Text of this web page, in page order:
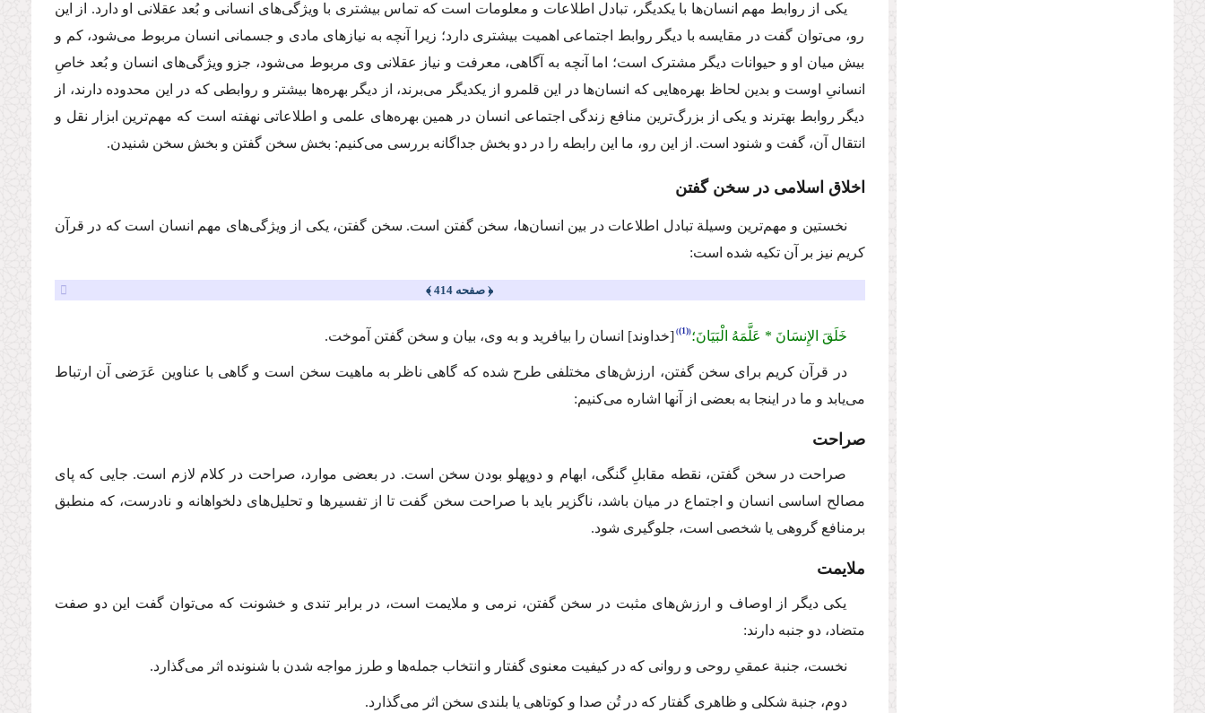
یكی از روابط مهم انسان‌ها با یکدیگر، تبادل اطلاعات و معلومات است كه تماس بیشتری با ویژگی‌های انسانی و بُعد عقلانی او دارد. از این
رو، می‌توان گفت در مقایسه با دیگر روابط اجتماعی اهمیت بیشتری دارد؛ زیرا آنچه به نیازهای مادی و جسمانی انسان مربوط می‌شود، كم و
بیش میان او و حیوانات دیگر مشترک است؛ اما آنچه به آگاهی، معرفت و نیاز عقلانی وی مربوط می‌شود، جزو ویژگی‌های انسان و بُعد خاصِ
انسانیِ اوست و بدین لحاظ بهره‌هایی كه انسان‌ها در این قلمرو از یكدیگر می‌برند، از دیگر بهره‌ها بیشتر و روابطی كه در این محدوده دارند، از
دیگر روابط بهترند و یكی از بزرگ‌ترین منافع زندگی اجتماعی انسان در همین بهره‌های علمی و اطلاعاتی نهفته است كه مهم‌ترین ابزار نقل و
انتقال آن، گفت و شنود است. از این رو، ما این رابطه را در دو بخش جداگانه بررسی می‌كنیم: بخش سخن گفتن و بخش سخن شنیدن.
اخلاق اسلامی در سخن گفتن
نخستین و مهم‌ترین وسیلة تبادل اطلاعات در بین انسان‌ها، سخن گفتن است. سخن گفتن، یكی از ویژگی‌های مهم انسان است كه در قرآن
كریم نیز بر آن تكیه شده است:
﴿ صفحه 414 ﴾
خَلَقَ الإِنسَانَ * عَلَّمَهُ الْبَیَانَ؛ (1) [خداوند] انسان را بیافرید و به وی، بیان و سخن گفتن آموخت.
در قرآن كریم برای سخن گفتن، ارزش‌های مختلفی طرح شده كه گاهی ناظر به ماهیت سخن است و گاهی با عناوین عَرَضی آن ارتباط
می‌یابد و ما در اینجا به بعضی از آنها اشاره می‌كنیم:
صراحت
صراحت در سخن گفتن، نقطه مقابلِ گنگی، ابهام و دوپهلو بودن سخن است. در بعضی موارد، صراحت در كلام لازم است. جایی كه پای
مصالح اساسی انسان و اجتماع در میان باشد، ناگزیر باید با صراحت سخن گفت تا از تفسیرها و تحلیل‌های دلخواهانه و نادرست، كه منطبق
برمنافع گروهی یا شخصی است، جلوگیری شود.
ملایمت
یكی دیگر از اوصاف و ارزش‌های مثبت در سخن گفتن، نرمی و ملایمت است، در برابر تندی و خشونت كه می‌توان گفت این دو صفت
متضاد، دو جنبه دارند:
نخست، جنبة عمقیِ روحی و روانی كه در كیفیت معنوی گفتار و انتخاب جمله‌ها و طرز مواجه شدن با شنونده اثر می‌گذارد.
دوم، جنبة شكلی و ظاهری گفتار كه در تُن صدا و كوتاهی یا بلندی سخن اثر می‌گذارد.